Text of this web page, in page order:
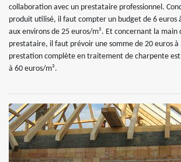
collaboration avec un prestataire professionnel.
produit utilisé, il faut compter un budget de 6 euros
aux environs de 25 euros/m². Et concernant la main
prestataire, il faut prévoir une somme de 20 euros à
prestation complète en traitement de charpente
à 60 euros/m².